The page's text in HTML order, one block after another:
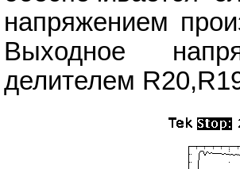
напряжением
Выходное
делителем